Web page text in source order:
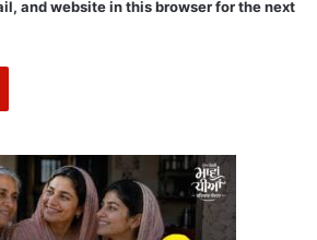
and website in this browser for the next